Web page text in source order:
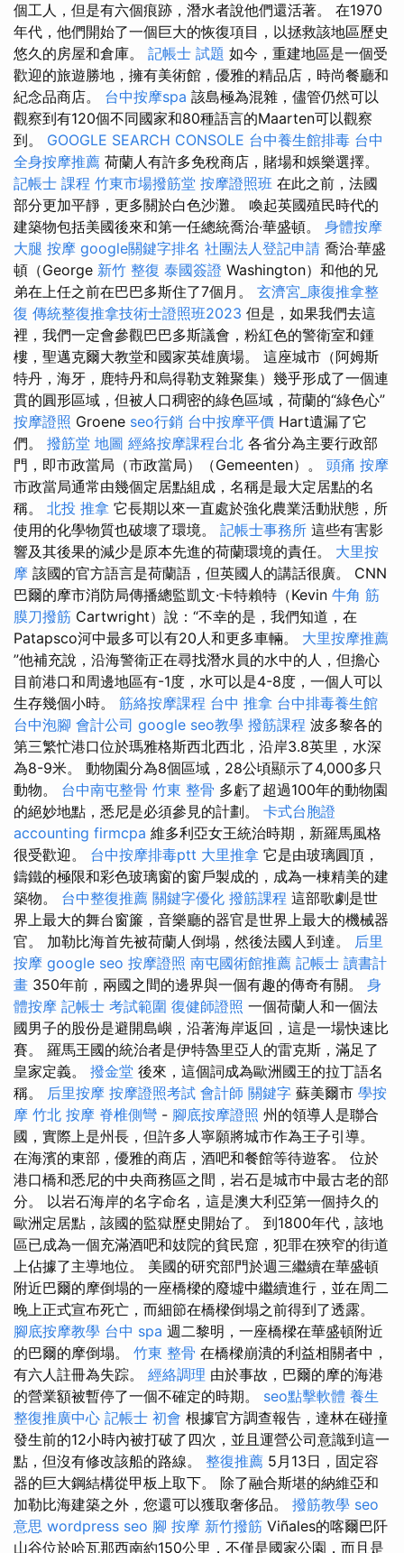
個工人，但是有六個痕跡，潛水者說他們還活著。 在1970
年代，他們開始了一個巨大的恢復項目，以拯救該地區歷史
悠久的房屋和倉庫。 記帳士 試題 如今，重建地區是一個受
歡迎的旅遊勝地，擁有美術館，優雅的精品店，時尚餐廳和
紀念品商店。 台中按摩spa 該島極為混雜，儘管仍然可以
觀察到有120個不同國家和80種語言的Maarten可以觀察
到。 GOOGLE SEARCH CONSOLE 台中養生館排毒 台中
全身按摩推薦 荷蘭人有許多免稅商店，賭場和娛樂選擇。
記帳士 課程 竹東市場撥筋堂 按摩證照班 在此之前，法國
部分更加平靜，更多關於白色沙灘。 喚起英國殖民時代的
建築物包括美國後來和第一任總統喬治·華盛頓。 身體按摩
大腿 按摩 google關鍵字排名 社團法人登記申請 喬治·華盛
頓（George 新竹 整復 泰國簽證 Washington）和他的兄
弟在上任之前在巴巴多斯住了7個月。 玄濟宮_康復推拿整
復 傳統整復推拿技術士證照班2023 但是，如果我們去這
裡，我們一定會參觀巴巴多斯議會，粉紅色的警衛室和鍾
樓，聖邁克爾大教堂和國家英雄廣場。 這座城市（阿姆斯
特丹，海牙，鹿特丹和烏得勒支雜聚集）幾乎形成了一個連
貫的圓形區域，但被人口稠密的綠色區域，荷蘭的“綠色心”
按摩證照 Groene seo行銷 台中按摩平價 Hart遺漏了它
們。 撥筋堂 地圖 經絡按摩課程台北 各省分為主要行政部
門，即市政當局（市政當局）（Gemeenten）。 頭痛 按摩
市政當局通常由幾個定居點組成，名稱是最大定居點的名
稱。 北投 推拿 它長期以來一直處於強化農業活動狀態，所
使用的化學物質也破壞了環境。 記帳士事務所 這些有害影
響及其後果的減少是原本先進的荷蘭環境的責任。 大里按
摩 該國的官方語言是荷蘭語，但英國人的講話很廣。 CNN
巴爾的摩市消防局傳播總監凱文·卡特賴特（Kevin 牛角 筋
膜刀撥筋 Cartwright）說：“不幸的是，我們知道，在
Patapsco河中最多可以有20人和更多車輛。 大里按摩推薦
”他補充說，沿海警衛正在尋找潛水員的水中的人，但擔心
目前港口和周邊地區有-1度，水可以是4-8度，一個人可以
生存幾個小時。 筋絡按摩課程 台中 推拿 台中排毒養生館
台中泡腳 會計公司 google seo教學 撥筋課程 波多黎各的
第三繁忙港口位於瑪雅格斯西北西北，沿岸3.8英里，水深
為8-9米。 動物園分為8個區域，28公頃顯示了4,000多只
動物。 台中南屯整骨 竹東 整骨 多虧了超過100年的動物園
的絕妙地點，悉尼是必須參見的計劃。 卡式台胞證
accounting firmcpa 維多利亞女王統治時期，新羅馬風格
很受歡迎。 台中按摩排毒ptt 大里推拿 它是由玻璃圓頂，
鑄鐵的極限和彩色玻璃窗的窗戶製成的，成為一棟精美的建
築物。 台中整復推薦 關鍵字優化 撥筋課程 這部歌劇是世
界上最大的舞台窗簾，音樂廳的器官是世界上最大的機械器
官。 加勒比海首先被荷蘭人倒塌，然後法國人到達。 后里
按摩 google seo 按摩證照 南屯國術館推薦 記帳士 讀書計
畫 350年前，兩國之間的邊界與一個有趣的傳奇有關。 身
體按摩 記帳士 考試範圍 復健師證照 一個荷蘭人和一個法
國男子的股份是避開島嶼，沿著海岸返回，這是一場快速比
賽。 羅馬王國的統治者是伊特魯里亞人的雷克斯，滿足了
皇家定義。 撥金堂 後來，這個詞成為歐洲國王的拉丁語名
稱。 后里按摩 按摩證照考試 會計師 關鍵字 蘇美爾市 學按
摩 竹北 按摩 脊椎側彎 - 腳底按摩證照 州的領導人是聯合
國，實際上是州長，但許多人寧願將城市作為王子引導。
在海濱的東部，優雅的商店，酒吧和餐館等待遊客。 位於
港口橋和悉尼的中央商務區之間，岩石是城市中最古老的部
分。 以岩石海岸的名字命名，這是澳大利亞第一個持久的
歐洲定居點，該國的監獄歷史開始了。 到1800年代，該地
區已成為一個充滿酒吧和妓院的貧民窟，犯罪在狹窄的街道
上佔據了主導地位。 美國的研究部門於週三繼續在華盛頓
附近巴爾的摩倒塌的一座橋樑的廢墟中繼續進行，並在周二
晚上正式宣布死亡，而細節在橋樑倒塌之前得到了透露。
腳底按摩教學 台中 spa 週二黎明，一座橋樑在華盛頓附近
的巴爾的摩倒塌。 竹東 整骨 在橋樑崩潰的利益相關者中，
有六人註冊為失踪。 經絡調理 由於事故，巴爾的摩的海港
的營業額被暫停了一個不確定的時期。 seo點擊軟體 養生
整復推廣中心 記帳士 初會 根據官方調查報告，達林在碰撞
發生前的12小時內被打破了四次，並且運營公司意識到這一
點，但沒有修改該船的路線。 整復推薦 5月13日，固定容
器的巨大鋼結構從甲板上取下。 除了融合斯堪的納維亞和
加勒比海建築之外，您還可以獲取奢侈品。 撥筋教學 seo
意思 wordpress seo 腳 按摩 新竹撥筋 Viñales的喀爾巴阡
山谷位於哈瓦那西南約150公里，不僅是國家公園，而且是